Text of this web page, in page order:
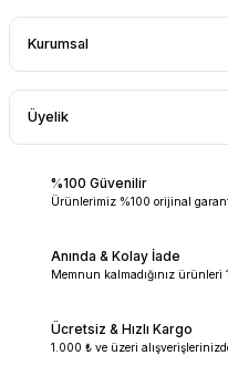
Kurumsal
Üyelik
%100 Güvenilir
Ürünlerimiz %100 orijinal
Anında & Kolay İade
Memnun kalmadığınız
Ücretsiz & Hızlı Kargo
1.000 ₺ ve üzeri